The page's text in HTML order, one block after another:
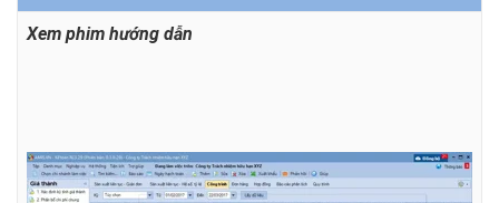
Xem phim hướng dẫn